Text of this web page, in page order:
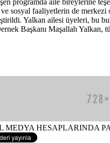
ve sosyal faaliyetlerin de
Yalkan ailesi üyeleri, bu
Başkanı Maşallah Yalkan,
MEDYA HESAPLARINDA